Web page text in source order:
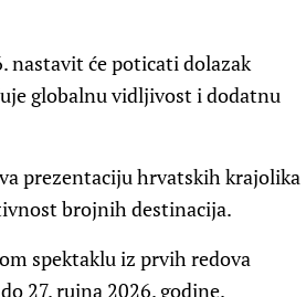
nastavit će poticati dolazak
globalnu vidljivost i dodatnu
prezentaciju hrvatskih krajolika
brojnih destinacija.
spektaklu iz prvih redova
27. rujna 2026. godine.